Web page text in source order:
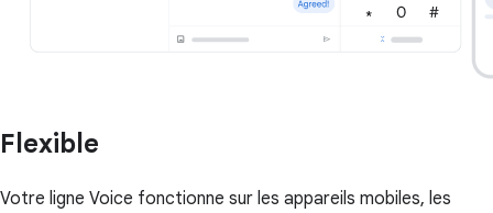
Flexible
Votre ligne Voice fonctionne sur les appareils mobiles, les